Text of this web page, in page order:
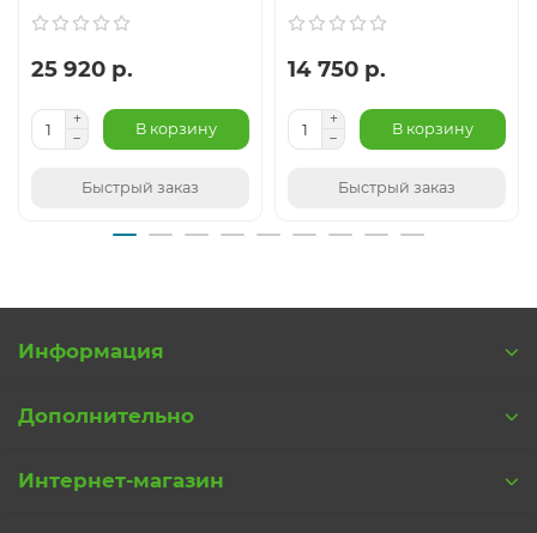
25 920 р.
В корзину
Быстрый заказ
14 750 р.
В корзину
Быстрый заказ
Информация
Дополнительно
Интернет-магазин